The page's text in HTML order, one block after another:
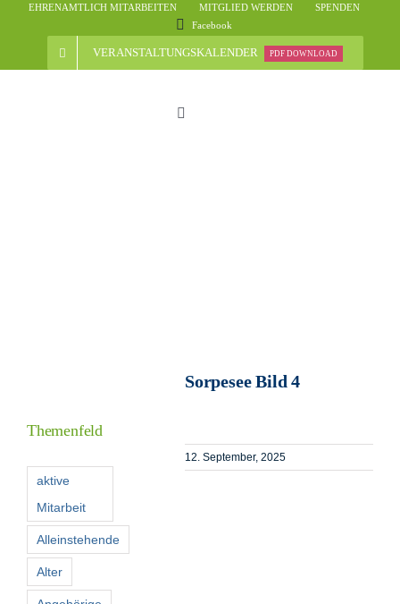
EHRENAMTLICH MITARBEITEN MITGLIED WERDEN
SPENDEN
Facebook
VERANSTALTUNGSKALENDER PDF DOWNLOAD
Toggle
Förderer
Sorpesee Bild 4
12. September, 2025
Themenfeld
aktive
Mitarbeit
Alleinstehende
Alter